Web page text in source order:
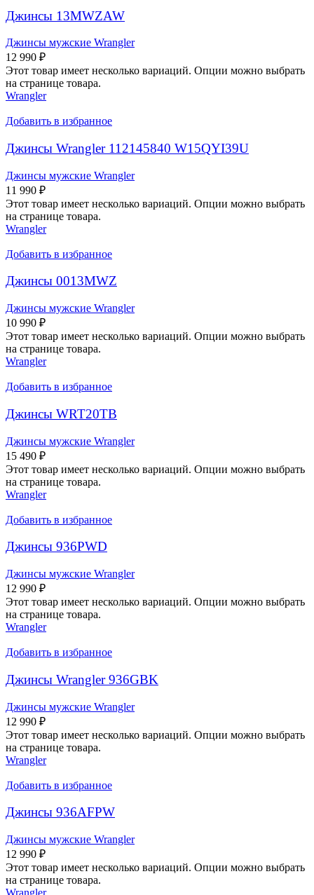
Джинсы 13MWZAW
Джинсы мужские Wrangler
12 990 ₽
Этот товар имеет несколько вариаций. Опции можно выбрать
на странице товара.
Wrangler
Добавить в избранное
Джинсы Wrangler 112145840 W15QYI39U
Джинсы мужские Wrangler
11 990 ₽
Этот товар имеет несколько вариаций. Опции можно выбрать
на странице товара.
Wrangler
Добавить в избранное
Джинсы 0013MWZ
Джинсы мужские Wrangler
10 990 ₽
Этот товар имеет несколько вариаций. Опции можно выбрать
на странице товара.
Wrangler
Добавить в избранное
Джинсы WRT20TB
Джинсы мужские Wrangler
15 490 ₽
Этот товар имеет несколько вариаций. Опции можно выбрать
на странице товара.
Wrangler
Добавить в избранное
Джинсы 936PWD
Джинсы мужские Wrangler
12 990 ₽
Этот товар имеет несколько вариаций. Опции можно выбрать
на странице товара.
Wrangler
Добавить в избранное
Джинсы Wrangler 936GBK
Джинсы мужские Wrangler
12 990 ₽
Этот товар имеет несколько вариаций. Опции можно выбрать
на странице товара.
Wrangler
Добавить в избранное
Джинсы 936AFPW
Джинсы мужские Wrangler
12 990 ₽
Этот товар имеет несколько вариаций. Опции можно выбрать
на странице товара.
Wrangler